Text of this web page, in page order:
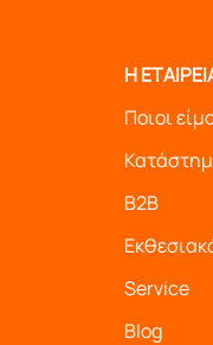
προϊόντα βάση της
Η
Ποιοι
B2B
Service
Blog